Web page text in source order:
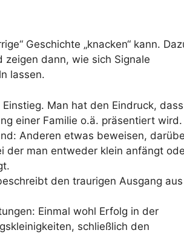
Geschichte „knacken“ kann.
zeigen dann, wie sich Signale
lassen.
Man hat den Eindruck, dass
einer Familie o.ä. präsentiert wird.
Anderen etwas beweisen,
der man entweder klein anfängt
den traurigen Ausgang aus
Einmal wohl Erfolg in der
schließlich den